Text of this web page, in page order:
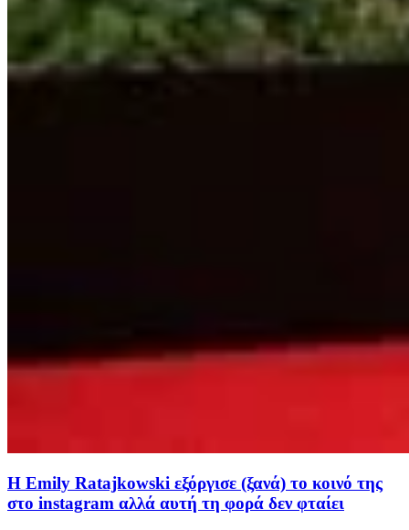
Η Emily Ratajkowski εξόργισε (ξανά) το κοινό της
στο instagram αλλά αυτή τη φορά δεν φταίει